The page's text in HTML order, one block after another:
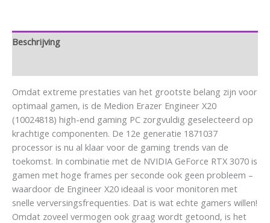
Beschrijving
Omdat extreme prestaties van het grootste belang zijn voor
optimaal gamen, is de Medion Erazer Engineer X20
(10024818) high-end gaming PC zorgvuldig geselecteerd op
krachtige componenten. De 12e generatie 1871037
processor is nu al klaar voor de gaming trends van de
toekomst. In combinatie met de NVIDIA GeForce RTX 3070 is
gamen met hoge frames per seconde ook geen probleem –
waardoor de Engineer X20 ideaal is voor monitoren met
snelle verversingsfrequenties. Dat is wat echte gamers willen!
Omdat zoveel vermogen ook graag wordt getoond, is het